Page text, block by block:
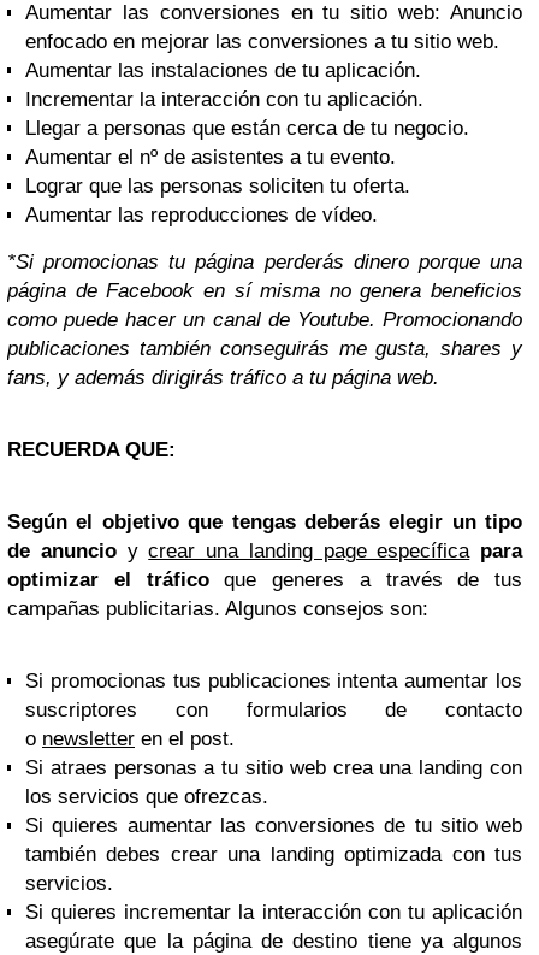
Aumentar las conversiones en tu sitio web: Anuncio
enfocado en mejorar las conversiones a tu sitio web.
Aumentar las instalaciones de tu aplicación.
Incrementar la interacción con tu aplicación.
Llegar a personas que están cerca de tu negocio.
Aumentar el nº de asistentes a tu evento.
Lograr que las personas soliciten tu oferta.
Aumentar las reproducciones de vídeo.
*Si promocionas tu página perderás dinero porque una
página de Facebook en sí misma no genera beneficios
como puede hacer un canal de Youtube. Promocionando
publicaciones también conseguirás me gusta, shares y
fans, y además dirigirás tráfico a tu página web.
RECUERDA QUE:
Según el objetivo que tengas deberás elegir un tipo
de anuncio ycrear una landing page específica para
optimizar el tráficoque generes a través de tus
campañas publicitarias. Algunos consejos son:
Si promocionas tus publicaciones intenta aumentar los
suscriptores con formularios de contacto
o newsletter en el post.
Si atraes personas a tu sitio web crea una landing con
los servicios que ofrezcas.
Si quieres aumentar las conversiones de tu sitio web
también debes crear una landing optimizada con tus
servicios.
Si quieres incrementar la interacción con tu aplicación
asegúrate que la página de destino tiene ya algunos